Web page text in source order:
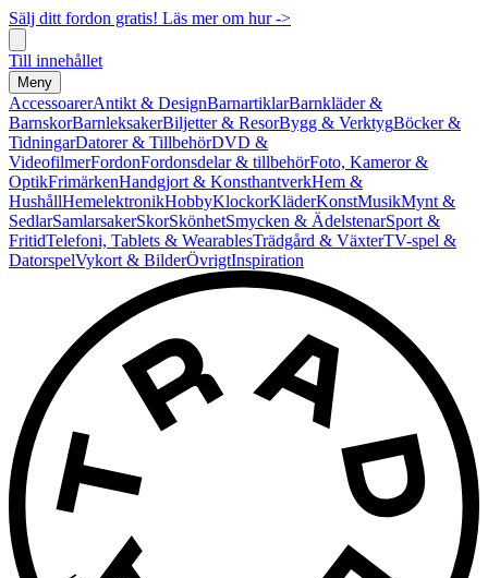
Sälj ditt fordon gratis! Läs mer om hur ->
Till innehållet
Meny
AccessoarerAntikt & DesignBarnartiklarBarnkläder &
BarnskorBarnleksakerBiljetter & ResorBygg & VerktygBöcker &
TidningarDatorer & TillbehörDVD &
VideofilmerFordonFordonsdelar & tillbehörFoto, Kameror &
OptikFrimärkenHandgjort & KonsthantverkHem &
HushållHemelektronikHobbyKlockorKläderKonstMusikMynt &
SedlarSamlarsakerSkorSkönhetSmycken & ÄdelstenarSport &
FritidTelefoni, Tablets & WearablesTrädgård & VäxterTV-spel &
DatorspelVykort & BilderÖvrigtInspiration